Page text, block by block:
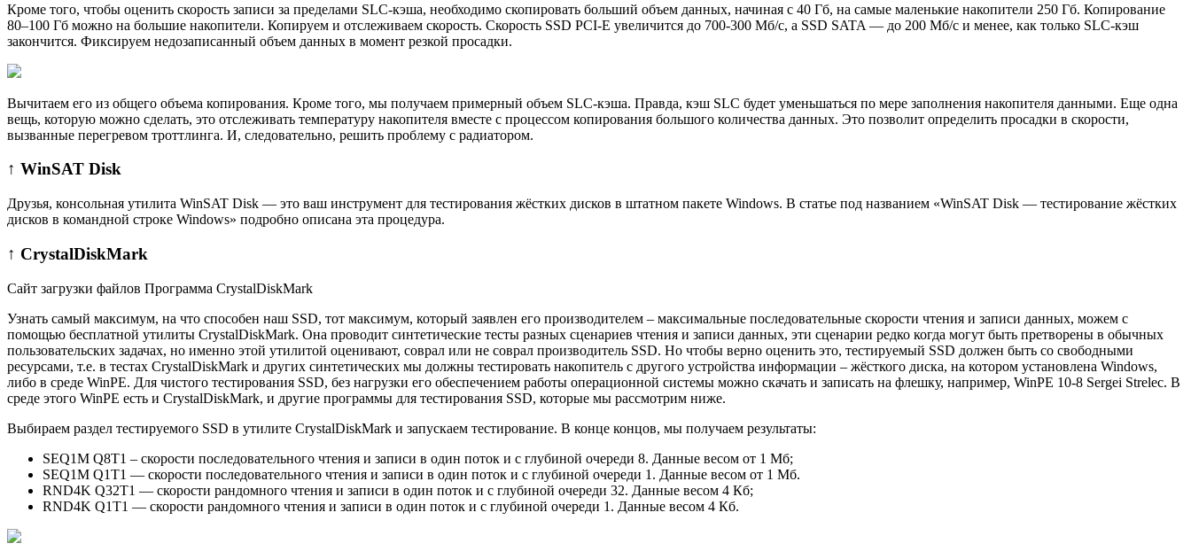
Кроме того, чтобы оценить скорость записи за пределами SLC-кэша, необходимо скопировать больший объем данных, начиная с 40 Гб, на самые маленькие накопители 250 Гб. Копирование
80–100 Гб можно на большие накопители. Копируем и отслеживаем скорость. Скорость SSD PCI-E увеличится до 700-300 Мб/с, а SSD SATA — до 200 Мб/с и менее, как только SLC-кэш
закончится. Фиксируем недозаписанный объем данных в момент резкой просадки.
Вычитаем его из общего объема копирования. Кроме того, мы получаем примерный объем SLC-кэша. Правда, кэш SLC будет уменьшаться по мере заполнения накопителя данными. Еще одна
вещь, которую можно сделать, это отслеживать температуру накопителя вместе с процессом копирования большого количества данных. Это позволит определить просадки в скорости,
вызванные перегревом троттлинга. И, следовательно, решить проблему с радиатором.
↑ WinSAT Disk
Друзья, консольная утилита WinSAT Disk — это ваш инструмент для тестирования жёстких дисков в штатном пакете Windows. В статье под названием «WinSAT Disk — тестирование жёстких
дисков в командной строке Windows» подробно описана эта процедура.
↑ CrystalDiskMark
Сайт загрузки файлов Программа CrystalDiskMark
Узнать самый максимум, на что способен наш SSD, тот максимум, который заявлен его производителем – максимальные последовательные скорости чтения и записи данных, можем с
помощью бесплатной утилиты CrystalDiskMark. Она проводит синтетические тесты разных сценариев чтения и записи данных, эти сценарии редко когда могут быть претворены в обычных
пользовательских задачах, но именно этой утилитой оценивают, соврал или не соврал производитель SSD. Но чтобы верно оценить это, тестируемый SSD должен быть со свободными
ресурсами, т.е. в тестах CrystalDiskMark и других синтетических мы должны тестировать накопитель с другого устройства информации – жёсткого диска, на котором установлена Windows,
либо в среде WinPE. Для чистого тестирования SSD, без нагрузки его обеспечением работы операционной системы можно скачать и записать на флешку, например, WinPE 10-8 Sergei Strelec. В
среде этого WinPE есть и CrystalDiskMark, и другие программы для тестирования SSD, которые мы рассмотрим ниже.
Выбираем раздел тестируемого SSD в утилите CrystalDiskMark и запускаем тестирование. В конце концов, мы получаем результаты:
SEQ1M Q8T1 – скорости последовательного чтения и записи в один поток и с глубиной очереди 8. Данные весом от 1 Мб;
SEQ1M Q1T1 — скорости последовательного чтения и записи в один поток и с глубиной очереди 1. Данные весом от 1 Мб.
RND4K Q32T1 — скорости рандомного чтения и записи в один поток и с глубиной очереди 32. Данные весом 4 Кб;
RND4K Q1T1 — скорости рандомного чтения и записи в один поток и с глубиной очереди 1. Данные весом 4 Кб.